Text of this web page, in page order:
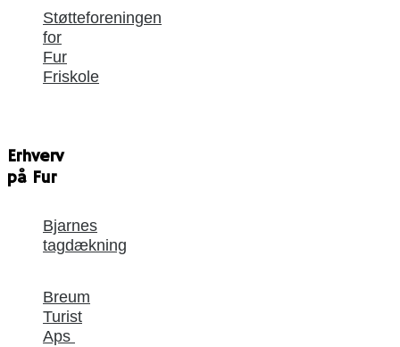
Støtteforeningen
for
Fur
Friskole
Erhverv
på Fur
Bjarnes
tagdækning
Breum
Turist
Aps